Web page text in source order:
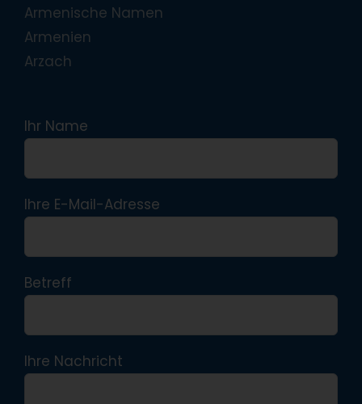
Armenische Namen
Armenien
Arzach
Ihr Name
Ihre E-Mail-Adresse
Betreff
Ihre Nachricht